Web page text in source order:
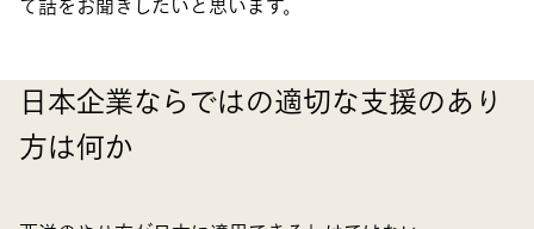
て話をお聞きしたいと思います。
日本企業ならではの適切な支援のあり
方は何か